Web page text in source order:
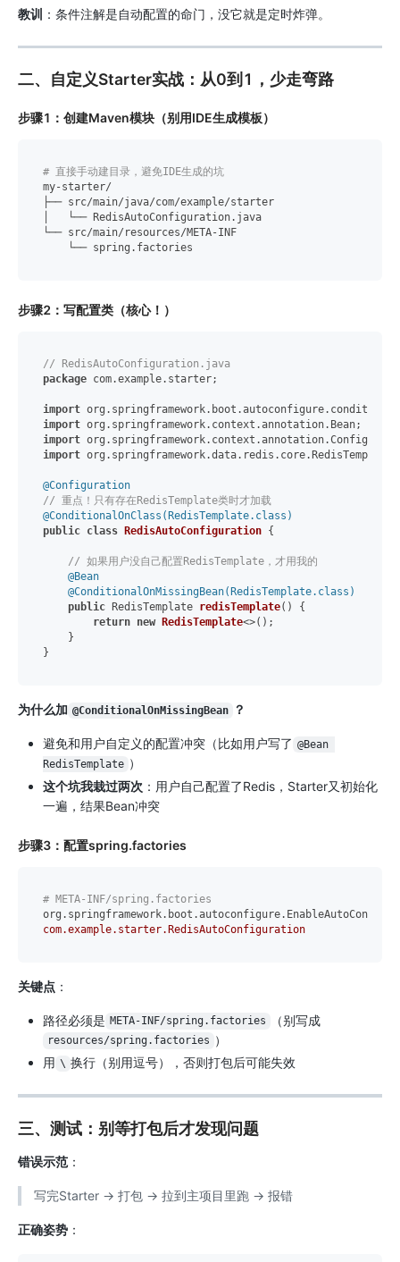
教训 ：条件注解是自动配置的命门，没它就是定时炸弹。
二、自定义Starter实战：从0到1，少走弯路
步骤1：创建Maven模块（别用IDE生成模板）
# 直接手动建目录，避免IDE生成的坑
my-starter/
├── src/main/java/com/example/starter
│   └── RedisAutoConfiguration.java
└── src/main/resources/META-INF
步骤2：写配置类（核心！）
// RedisAutoConfiguration.java
package com.example.starter;
import
import
import
import org.springframework.data.redis.core.RedisTemplate;
@Configuration
// 重点！只有存在RedisTemplate类时才加载
@ConditionalOnClass(RedisTemplate.class)
public class RedisAutoConfiguration {
// 如果用户没自己配置RedisTemplate，才用我的
@Bean
@ConditionalOnMissingBean(RedisTemplate.class)
public RedisTemplate redisTemplate()
{
return new RedisTemplate<>();
    }
为什么加 @ConditionalOnMissingBean ？
避免和用户自定义的配置冲突（比如用户写了 @Bean
RedisTemplate ）
这个坑我栽过两次 ：用户自己配置了Redis，Starter又初始化
一遍，结果Bean冲突
步骤3：配置spring.factories
# META-INF/spring.factories
com.example.starter.RedisAutoConfiguration
关键点 ：
路径必须是 META-INF/spring.factories （别写成
resources/spring.factories ）
用 \ 换行（别用逗号），否则打包后可能失效
三、测试：别等打包后才发现问题
错误示范 ：
写完Starter → 打包 → 拉到主项目里跑 → 报错
正确姿势 ：